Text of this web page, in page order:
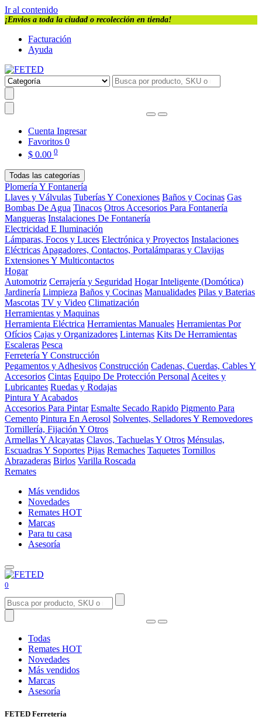
Ir al contenido
¡Envios a toda la ciudad o recolección en tienda!
Facturación
Ayuda
Cuenta Ingresar
Favoritos 0
$ 0.00 0
Todas las categorías
Plomería Y Fontanería
Llaves y Válvulas Tuberías Y Conexiones Baños y Cocinas Gas
Bombas De Agua Tinacos Otros Accesorios Para Fontanería
Mangueras Instalaciones De Fontanería
Electricidad E Iluminación
Lámparas, Focos y Luces Electrónica y Proyectos Instalaciones
Eléctricas Apagadores, Contactos, Portalámparas y Clavijas
Extensiones Y Multicontactos
Hogar
Automotriz Cerrajería y Seguridad Hogar Inteligente (Domótica)
Jardinería Limpieza Baños y Cocinas Manualidades Pilas y Baterias
Mascotas TV y Video Climatización
Herramientas y Maquinas
Herramienta Eléctrica Herramientas Manuales Herramientas Por
Ofícios Cajas y Organizadores Linternas Kits De Herramientas
Escaleras Pesca
Ferretería Y Construcción
Pegamentos y Adhesivos Construcción Cadenas, Cuerdas, Cables Y
Accesorios Cintas Equipo De Protección Personal Aceites y
Lubricantes Ruedas y Rodajas
Pintura Y Acabados
Accesorios Para Pintar Esmalte Secado Rapido Pigmento Para
Cemento Pintura En Aerosol Solventes, Selladores Y Removedores
Tornillería, Fijación Y Otros
Armellas Y Alcayatas Clavos, Tachuelas Y Otros Ménsulas,
Escuadras Y Soportes Pijas Remaches Taquetes Tornillos
Abrazaderas Birlos Varilla Roscada
Remates
Más vendidos
Novedades
Remates HOT
Marcas
Para tu casa
Asesoría
0
Todas
Remates HOT
Novedades
Más vendidos
Marcas
Asesoría
FETED Ferretería